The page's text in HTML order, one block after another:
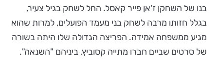
בנו של השחקן ז'אן פייר קאסל. החל לשחק בגיל צעיר,
בגלל חזותו מרבה לשחק בני מעמד הפועלים, למרות שהוא
מגיע ממשפחה אמידה. הפריצה הגדולה שלו היתה בשורה
של סרטים שביים חברו מתייה קסוביץ, ביניהם "השנאה".